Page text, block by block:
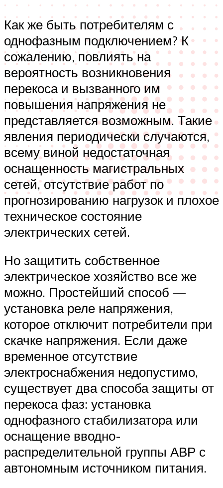
Как же быть потребителям с
однофазным подключением? К
сожалению, повлиять на
вероятность возникновения
перекоса и вызванного им
повышения напряжения не
представляется возможным. Такие
явления периодически случаются,
всему виной недостаточная
оснащенность магистральных
сетей, отсутствие работ по
прогнозированию нагрузок и плохое
техническое состояние
электрических сетей.
Но защитить собственное
электрическое хозяйство все же
можно. Простейший способ —
установка реле напряжения,
которое отключит потребители при
скачке напряжения. Если даже
временное отсутствие
электроснабжения недопустимо,
существует два способа защиты от
перекоса фаз: установка
однофазного стабилизатора или
оснащение вводно-
распределительной группы АВР с
автономным источником питания.